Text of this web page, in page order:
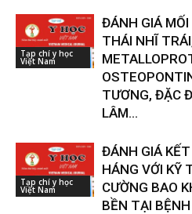
Tạp chí y học
Việt Nam
ĐÁNH GIÁ MỐI
THÁI NHĨ
TƯƠNG, ĐẶC
LÂM...
Tạp chí y học
Việt Nam
ĐÁNH GIÁ
HÁNG VỚI KỸ
CƯỜNG BAO
BỀN TẠI BỆNH